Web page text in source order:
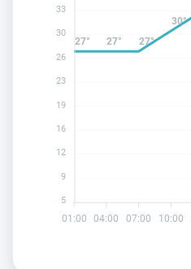
01:00 04:00 07:00 10:00
27° 27° 27°
30°
33
30
26
23
19
16
12
9
5